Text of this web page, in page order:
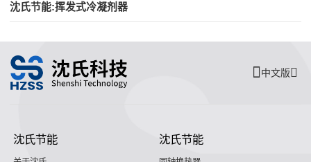
沈氏节能:挥发式冷凝剂器
中文版
沈氏节能 沈氏节能